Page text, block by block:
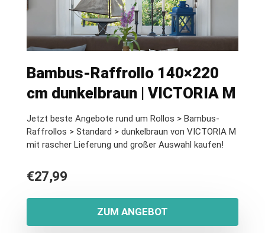
Bambus-Raffrollo 140×220
cm dunkelbraun | VICTORIA M
Jetzt beste Angebote rund um Rollos > Bambus-
Raffrollos > Standard > dunkelbraun von VICTORIA M
mit rascher Lieferung und großer Auswahl kaufen!
€27,99
ZUM ANGEBOT